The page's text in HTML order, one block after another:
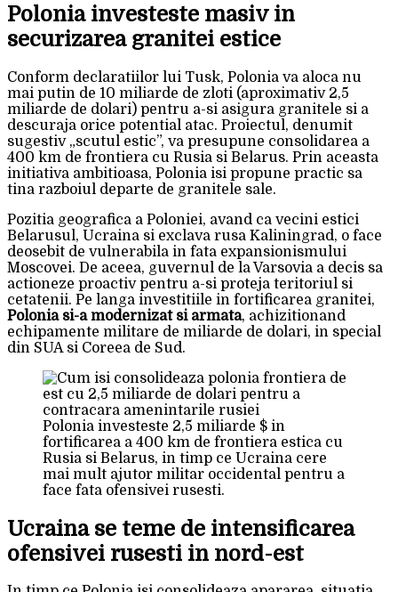
Polonia investeste masiv in
securizarea granitei estice
Conform declaratiilor lui Tusk, Polonia va aloca nu
mai putin de 10 miliarde de zloti (aproximativ 2,5
miliarde de dolari) pentru a-si asigura granitele si a
descuraja orice potential atac. Proiectul, denumit
sugestiv „scutul estic”, va presupune consolidarea a
400 km de frontiera cu Rusia si Belarus. Prin aceasta
initiativa ambitioasa, Polonia isi propune practic sa
tina razboiul departe de granitele sale.
Pozitia geografica a Poloniei, avand ca vecini estici
Belarusul, Ucraina si exclava rusa Kaliningrad, o face
deosebit de vulnerabila in fata expansionismului
Moscovei. De aceea, guvernul de la Varsovia a decis sa
actioneze proactiv pentru a-si proteja teritoriul si
cetatenii. Pe langa investitiile in fortificarea granitei,
Polonia si-a modernizat si armata, achizitionand
echipamente militare de miliarde de dolari, in special
din SUA si Coreea de Sud.
Polonia investeste 2,5 miliarde $ in
fortificarea a 400 km de frontiera estica cu
Rusia si Belarus, in timp ce Ucraina cere
mai mult ajutor militar occidental pentru a
face fata ofensivei rusesti.
Ucraina se teme de intensificarea
ofensivei rusesti in nord-est